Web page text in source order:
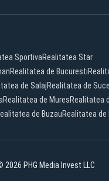
SportivaRealitatea Star
Realitatea de Bucuresti
de SalajRealitatea de
Realitatea de MuresRealitatea
de BuzauRealitatea de
2026 PHG Media Invest LLC